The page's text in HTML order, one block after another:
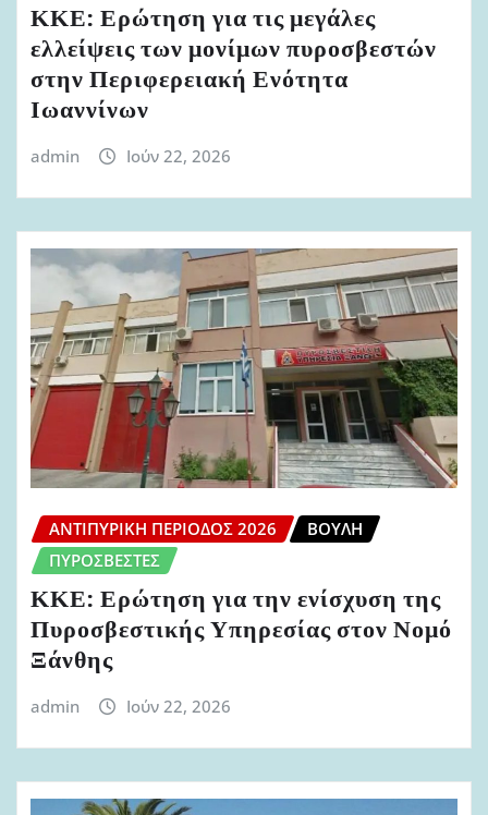
ΚΚΕ: Ερώτηση για τις μεγάλες
ελλείψεις των μονίμων πυροσβεστών
στην Περιφερειακή Ενότητα
Ιωαννίνων
admin Ιούν 22, 2026
ΑΝΤΙΠΥΡΙΚΉ ΠΕΡΊΟΔΟΣ 2026
ΒΟΥΛΉ
ΠΥΡΟΣΒΈΣΤΕΣ
ΚΚΕ: Ερώτηση για την ενίσχυση της
Πυροσβεστικής Υπηρεσίας στον Νομό
Ξάνθης
admin Ιούν 22, 2026